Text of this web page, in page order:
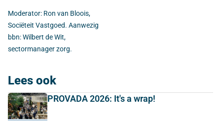
Moderator: Ron van Bloois,
Sociëteit Vastgoed. Aanwezig
bbn: Wilbert de Wit,
sectormanager zorg.
Lees ook
PROVADA 2026: It's a wrap!